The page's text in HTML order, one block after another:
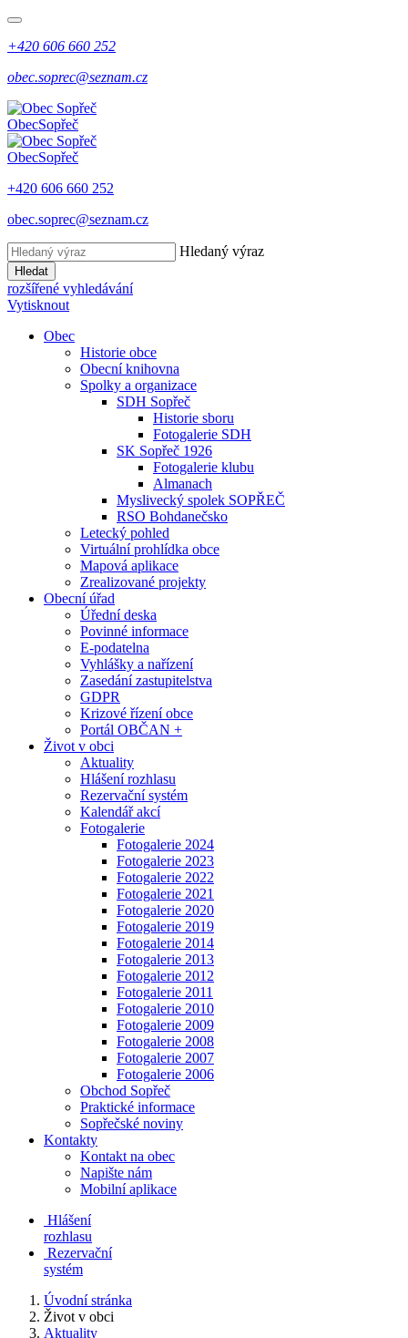
+420 606 660 252
obec.soprec@seznam.cz
ObecSopřeč
ObecSopřeč
+420 606 660 252
obec.soprec@seznam.cz
Hledaný výraz
Hledat
rozšířené vyhledávání
Vytisknout
Obec
Historie obce
Obecní knihovna
Spolky a organizace
SDH Sopřeč
Historie sboru
Fotogalerie SDH
SK Sopřeč 1926
Fotogalerie klubu
Almanach
Myslivecký spolek SOPŘEČ
RSO Bohdanečsko
Letecký pohled
Virtuální prohlídka obce
Mapová aplikace
Zrealizované projekty
Obecní úřad
Úřední deska
Povinné informace
E-podatelna
Vyhlášky a nařízení
Zasedání zastupitelstva
GDPR
Krizové řízení obce
Portál OBČAN +
Život v obci
Aktuality
Hlášení rozhlasu
Rezervační systém
Kalendář akcí
Fotogalerie
Fotogalerie 2024
Fotogalerie 2023
Fotogalerie 2022
Fotogalerie 2021
Fotogalerie 2020
Fotogalerie 2019
Fotogalerie 2014
Fotogalerie 2013
Fotogalerie 2012
Fotogalerie 2011
Fotogalerie 2010
Fotogalerie 2009
Fotogalerie 2008
Fotogalerie 2007
Fotogalerie 2006
Obchod Sopřeč
Praktické informace
Sopřečské noviny
Kontakty
Kontakt na obec
Napište nám
Mobilní aplikace
Hlášení
rozhlasu
Rezervační
systém
Úvodní stránka
Život v obci
Aktuality